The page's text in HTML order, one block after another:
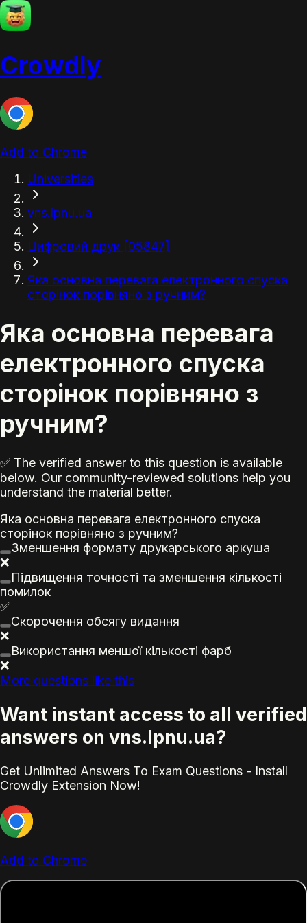
Crowdly
Add to Chrome
Universities
vns.lpnu.ua
Цифровий друк [05847]
Яка основна перевага електронного спуска
сторінок порівняно з ручним?
Яка основна перевага
електронного спуска
сторінок порівняно з
ручним?
✅ The verified answer to this question is available
below. Our community-reviewed solutions help you
understand the material better.
Яка основна перевага електронного спуска
сторінок порівняно з ручним?
Зменшення формату друкарського аркуша
❌
Підвищення точності та зменшення кількості
помилок
✅
Скорочення обсягу видання
❌
Використання меншої кількості фарб
❌
More questions like this
Want instant access to all verified
answers on vns.lpnu.ua?
Get Unlimited Answers To Exam Questions - Install
Crowdly Extension Now!
Add to Chrome